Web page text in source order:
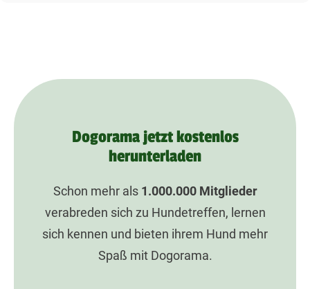
Dogorama jetzt kostenlos
herunterladen
Schon mehr als 1.000.000Mitglieder
verabreden sich zu Hundetreffen, lernen
sich kennen und bieten ihrem Hund mehr
Spaß mit Dogorama.